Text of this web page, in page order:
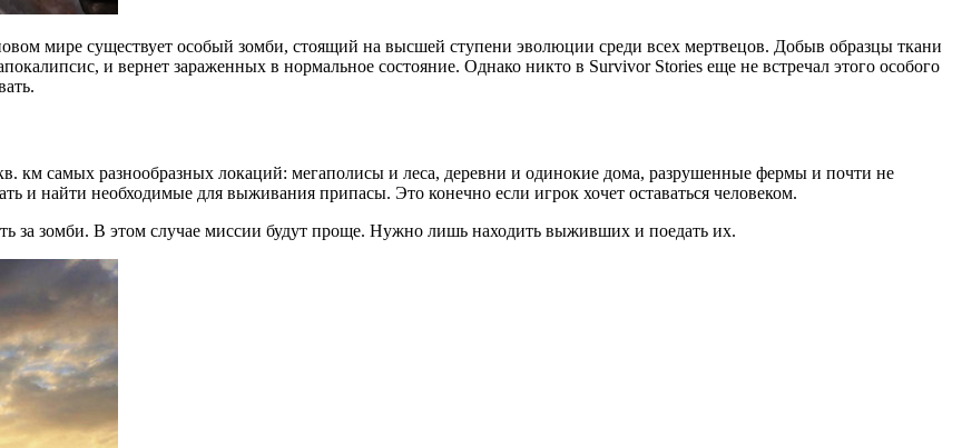
мире существует особый зомби, стоящий на высшей ступени эволюции среди всех мертвецов. Добыв образцы ткани
и вернет зараженных в нормальное состояние. Однако никто в Survivor Stories еще не встречал этого особого
км самых разнообразных локаций: мегаполисы и леса, деревни и одинокие дома, разрушенные фермы и почти не
и найти необходимые для выживания припасы. Это конечно если игрок хочет оставаться человеком.
за зомби. В этом случае миссии будут проще. Нужно лишь находить выживших и поедать их.